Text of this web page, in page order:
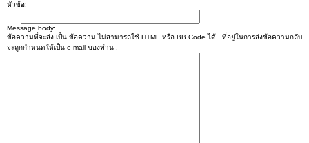
หัวข้อ:
Message body:
ข้อความที่จะส่ง เป็น ข้อความ ไม่สามารถใช้ HTML หรือ BB Code ได้ . ที่อยู่ในการส่งข้อความกลับ
จะถูกกำหนดให้เป็น e-mail ของท่าน .